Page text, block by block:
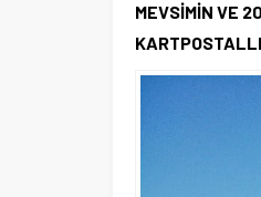
MEVSİMİN VE